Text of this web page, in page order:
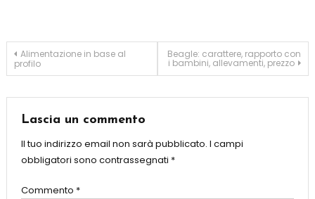
Navigazione
Alimentazione in base al
profilo
Beagle: carattere, rapporto con
i bambini, allevamenti, prezzo
Lascia un commento
Il tuo indirizzo email non sarà pubblicato. I campi
obbligatori sono contrassegnati *
Commento *